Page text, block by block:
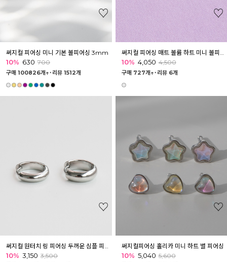
써지컬 피어싱 미니 기본 볼피어싱 3mm
10% 630 700
구매 100826개↑˙ 리뷰 1512개
10% 4,050 4,500
구매 727개↑˙ 리뷰 6개
써지컬 원터치 링 피어싱 두꺼운 심플 피어싱귀걸이 6종
10% 3,150 3,500
써지컬피어싱 홀리카 미니 하트 별 피어싱
10% 5,040 5,600